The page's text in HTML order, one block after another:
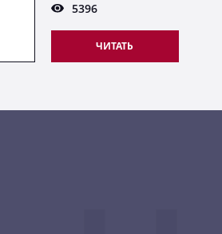
5396
ЧИТАТЬ